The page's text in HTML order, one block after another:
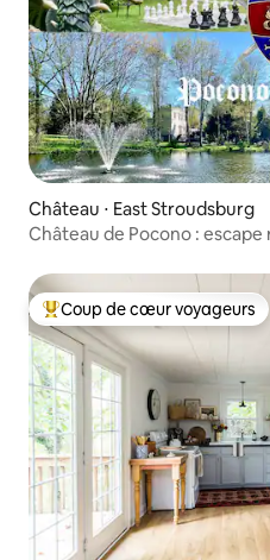
Château ⋅ East Stroudsburg
Château de Pocono :
Coups de cœur voyageurs les
Coup de cœur voyageurs